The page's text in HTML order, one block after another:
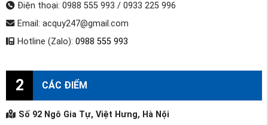
Điện thoại: 0988 555 993 / 0933 225 996
Email: acquy247@gmail.com
Hotline (Zalo): 0988 555 993
2 CÁC ĐIỂM
Số 92 Ngô Gia Tự, Việt Hưng, Hà Nội